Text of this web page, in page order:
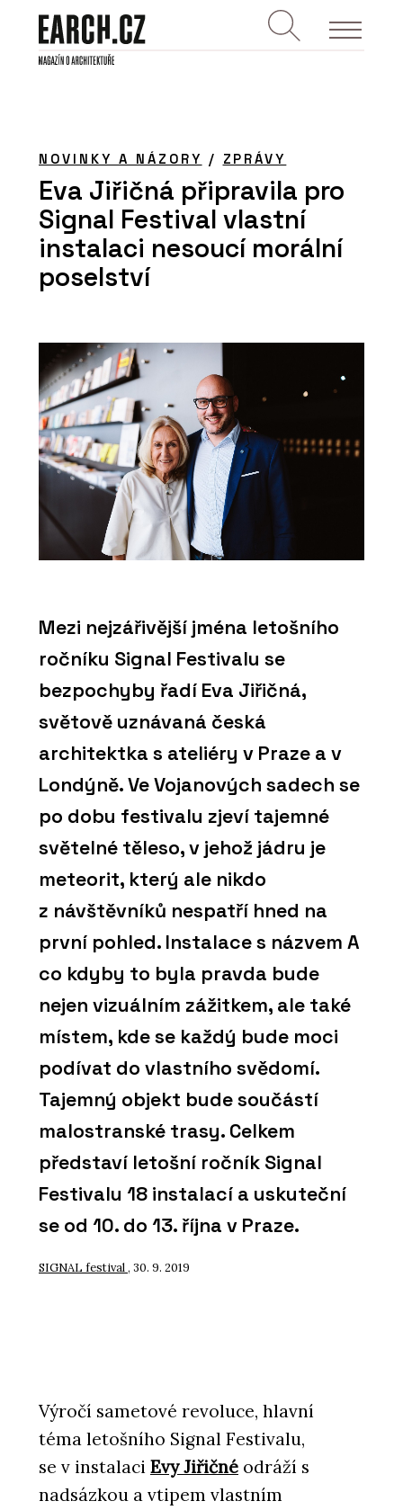
NOVINKY A NÁZORY / ZPRÁVY
Eva Jiřičná připravila pro
Signal Festival vlastní
instalaci nesoucí morální
poselství
Mezi nejzářivější jména letošního
ročníku Signal Festivalu se
bezpochyby řadí Eva Jiřičná,
světově uznávaná česká
architektka s ateliéry v Praze a v
Londýně. Ve Vojanových sadech se
po dobu festivalu zjeví tajemné
světelné těleso, v jehož jádru je
meteorit, který ale nikdo
z návštěvníků nespatří hned na
první pohled. Instalace s názvem A
co kdyby to byla pravda bude
nejen vizuálním zážitkem, ale také
místem, kde se každý bude moci
podívat do vlastního svědomí.
Tajemný objekt bude součástí
malostranské trasy. Celkem
představí letošní ročník Signal
Festivalu 18 instalací a uskuteční
se od 10. do 13. října v Praze.
SIGNAL festival , 30. 9. 2019
Výročí sametové revoluce, hlavní
téma letošního Signal Festivalu,
se v instalaci Evy Jiřičné odráží s
nadsázkou a vtipem vlastním